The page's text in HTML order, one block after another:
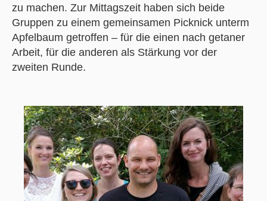
zu machen. Zur Mittagszeit haben sich beide
Gruppen zu einem gemeinsamen Picknick unterm
Apfelbaum getroffen – für die einen nach getaner
Arbeit, für die anderen als Stärkung vor der
zweiten Runde.